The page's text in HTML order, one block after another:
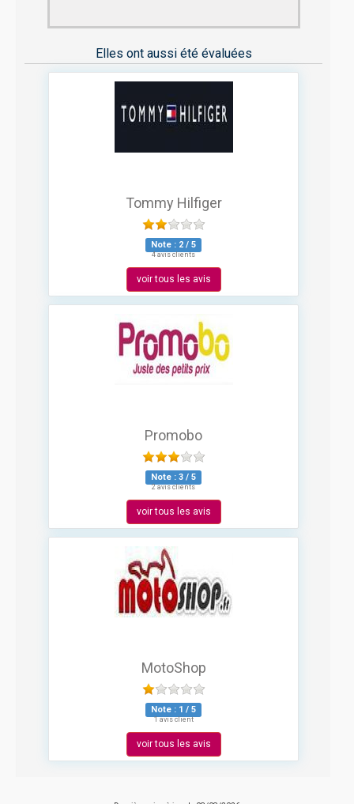
Elles ont aussi été évaluées
Tommy Hilfiger
Note : 2 / 5
4 avis clients
voir tous les avis
Promobo
Note : 3 / 5
2 avis clients
voir tous les avis
MotoShop
Note : 1 / 5
1 avis client
voir tous les avis